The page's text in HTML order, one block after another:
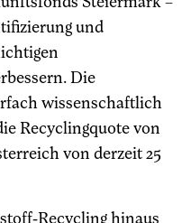
und
Die
wissenschaftlich
Recyclingquote von
von derzeit 25
Recycling hinaus